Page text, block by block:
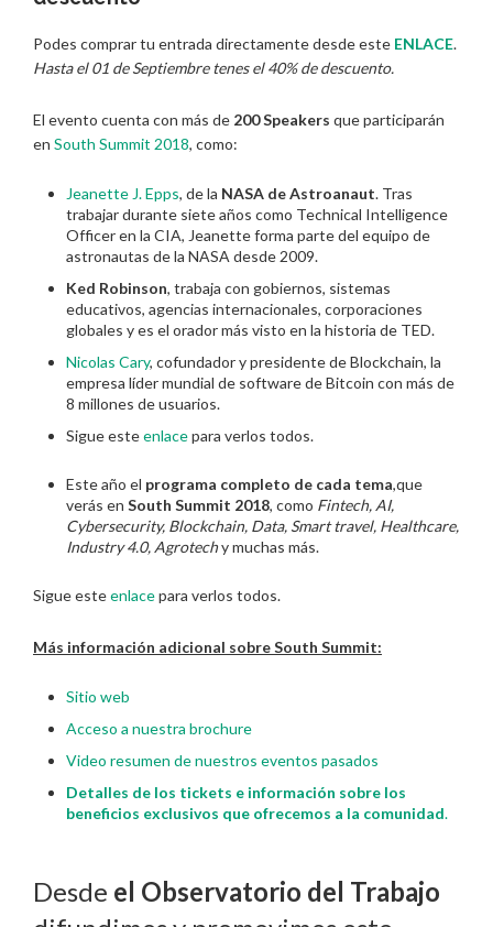
Podes comprar tu entrada directamente desde este ENLACE.
Hasta el 01 de Septiembre tenes el 40% de descuento.
El evento cuenta con más de 200 Speakers que participarán
en South Summit 2018, como:
Jeanette J. Epps, de la NASA de Astroanaut. Tras
trabajar durante siete años como Technical Intelligence
Officer en la CIA, Jeanette forma parte del equipo de
astronautas de la NASA desde 2009.
Ked Robinson, trabaja con gobiernos, sistemas
educativos, agencias internacionales, corporaciones
globales y es el orador más visto en la historia de TED.
Nicolas Cary, cofundador y presidente de Blockchain, la
empresa líder mundial de software de Bitcoin con más de
8 millones de usuarios.
Sigue esteenlacepara verlos todos.
Este año el programa completo de cada tema,que
verás en South Summit 2018, como Fintech, AI,
Cybersecurity, Blockchain, Data, Smart travel, Healthcare,
Industry 4.0, Agrotechy muchas más.
Sigue esteenlacepara verlos todos.
Más información adicional sobre South Summit:
Sitio web
Acceso a nuestra brochure
Video resumen de nuestros eventos pasados
Detalles de los tickets e información sobre los
beneficios exclusivos que ofrecemos a la comunidad.
Desde el Observatorio del Trabajo